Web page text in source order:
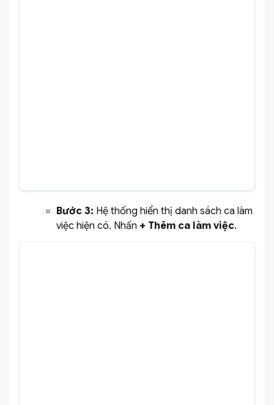
Bước 3: Hệ thống hiển thị danh sách ca làm
việc hiện có. Nhấn + Thêm ca làm việc.